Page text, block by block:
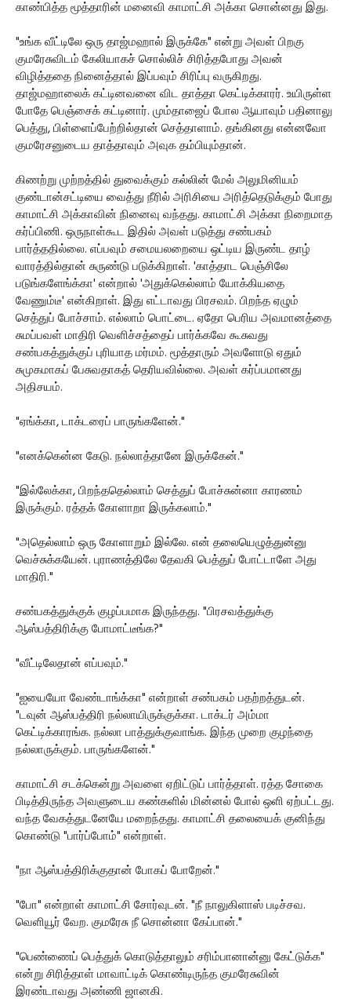
காண்பித்த மூத்தாரின் மனைவி காமாட்சி அக்கா சொன்னது இது.
"உங்க வீட்டிலே ஒரு தாஜ்மஹால் இருக்கே" என்று அவள் பிறகு
குமரேசுவிடம் கேலியாகச் சொல்லிச் சிரித்தபோது அவன்
விழித்ததை நினைத்தால் இப்பவும் சிரிப்பு வருகிறது.
தாஜ்மஹாலைக் கட்டினவனை விட தாத்தா கெட்டிக்காரர். உயிருள்ள
போதே பெஞ்சைக் கட்டினார். மும்தாஜைப் போல ஆயாவும் பதினாலு
பெத்து, பிள்ளைப்பேற்றில்தான் செத்தாளாம். தங்கினது என்னவோ
குமரேசனுடைய தாத்தாவும் அவுக தம்பியும்தான்.
கிணற்று முற்றத்தில் துவைக்கும் கல்லின் மேல் அலுமினியம்
குண்டான்சட்டியை வைத்து நீரில் அரிசியை அரித்தெடுக்கும் போது
காமாட்சி அக்காவின் நினைவு வந்தது. காமாட்சி அக்கா நிறைமாத
கர்ப்பிணி. ஒருநாள்கூட இதில் அவள் படுத்து சண்பகம்
பார்த்ததில்லை. எப்பவும் சமையலறையை ஒட்டிய இருண்ட தாழ்
வாரத்தில்தான் சுருண்டு படுக்கிறாள். 'காத்தாட பெஞ்சிலே
படுங்களேங்க்கா' என்றால் 'அதுக்கெல்லாம் யோக்கியதை
வேணும்டீ' என்கிறாள். இது எட்டாவது பிரசவம். பிறந்த ஏழும்
செத்துப் போச்சாம். எல்லாம் பொட்டை. ஏதோ பெரிய அவமானத்தை
சுமப்பவள் மாதிரி வெளிச்சத்தைப் பார்க்கவே கூசுவது
சண்பகத்துக்குப் புரியாத மர்மம். மூத்தாரும் அவளோடு ஏதும்
சுமுகமாகப் பேசுவதாகத் தெரியவில்லை. அவள் கர்ப்பமானது
அதிசயம்.
"ஏங்க்கா, டாக்டரைப் பாருங்களேன்."
"எனக்கென்ன கேடு. நல்லாத்தானே இருக்கேன்."
"இல்லேக்கா, பிறந்ததெல்லாம் செத்துப் போச்சுன்னா காரணம்
இருக்கும். ரத்தக் கோளாறா இருக்கலாம்."
"அதெல்லாம் ஒரு கோளாறும் இல்லே. என் தலையெழுத்துன்னு
வெச்சுக்கயேன். புராணத்திலே தேவகி பெத்துப் போட்டாளே அது
மாதிரி."
சண்பகத்துக்குக் குழப்பமாக இருந்தது. "பிரசவத்துக்கு
ஆஸ்பத்திரிக்கு போமாட்டீங்க?"
"வீட்டிலேதான் எப்பவும்."
"ஐயையோ வேண்டாங்க்கா" என்றாள் சண்பகம் பதற்றத்துடன்.
"டவுன் ஆஸ்பத்திரி நல்லாயிருக்குக்கா. டாக்டர் அம்மா
கெட்டிக்காரங்க. நல்லா பாத்துக்குவாங்க. இந்த முறை குழந்தை
நல்லாருக்கும். பாருங்களேன்."
காமாட்சி சடக்கென்று அவளை ஏறிட்டுப் பார்த்தாள். ரத்த சோகை
பிடித்திருந்த அவளுடைய கண்களில் மின்னல் போல் ஒளி ஏற்பட்டது.
வந்த வேகத்துடனேயே மறைந்தது. காமாட்சி தலையைக் குனிந்து
கொண்டு "பார்ப்போம்" என்றாள்.
"நா ஆஸ்பத்திரிக்குதான் போகப் போறேன்."
"போ" என்றாள் காமாட்சி சோர்வுடன். "நீ நாலுகிளாஸ் படிச்சவ.
வெளியூர் வேற. குமரேசு நீ சொன்னா கேப்பான்."
"பெண்ணைப் பெத்துக் கொடுத்தாலும் சரிம்பானான்னு கேட்டுக்க"
என்று சிரித்தாள் மாவாட்டிக் கொண்டிருந்த குமரேசுவின்
இரண்டாவது அண்ணி ஜானகி.